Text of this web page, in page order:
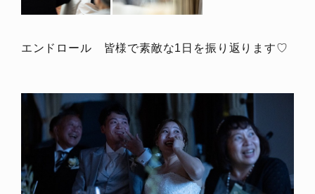
エンドロール 皆様で素敵な1日を振り返ります♡